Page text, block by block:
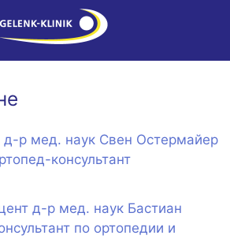
д-р мед. наук Свен Остермайер
консультант
д-р мед. наук Бастиан
по ортопедии и